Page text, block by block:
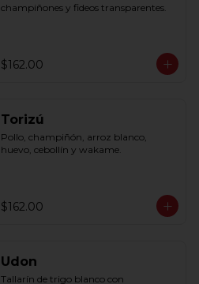
champiñones y fideos transparentes.
$162.00
Torizú
Pollo, champiñón, arroz blanco,
huevo, cebollín y wakame.
$162.00
Udon
Tallarín de trigo blanco con